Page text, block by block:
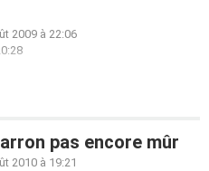
2009 à 22:06
pas encore mûr
2010 à 19:21